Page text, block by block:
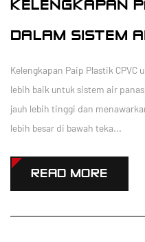
KELENGKAPAN
DALAM SISTEM
Kelengkapan Paip Plastik
lebih baik untuk sistem air
jauh lebih tinggi dan
lebih besar di bawah teka...
READ MORE